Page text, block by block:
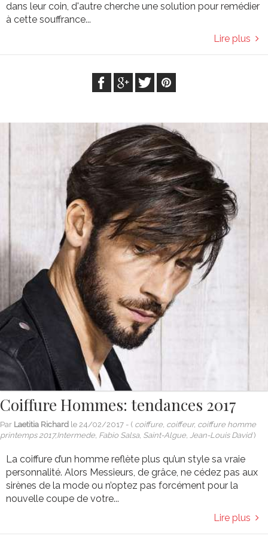
dans leur coin, d'autre cherche une solution pour remédier
à cette souffrance...
Lire plus
Coiffure Hommes: tendances 2017
Par Laetitia Richard le 24/02/2017 - ( coiffure, coiffeur, coiffure homme
printemps 2017,Intermede, Fabio Salsa, Saint-Algue, Jean-Louis David)
La coiffure d’un homme reflète plus qu’un style sa vraie
personnalité. Alors Messieurs, de grâce, ne cédez pas aux
sirènes de la mode ou n’optez pas forcément pour la
nouvelle coupe de votre...
Lire plus